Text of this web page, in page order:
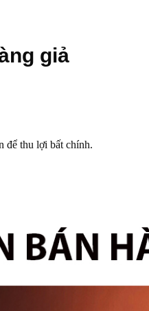
giả
để thu lợi bất chính.